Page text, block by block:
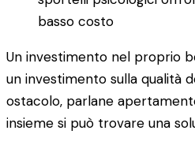
basso costo
Un investimento nel proprio
un investimento sulla qualità
ostacolo, parlane
insieme si può trovare una